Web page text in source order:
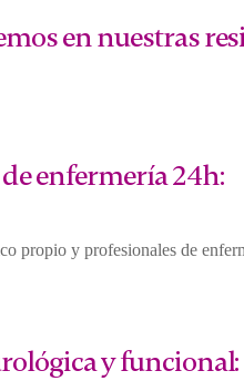
en nuestras
enfermería 24h:
propio y profesionales de
y funcional: